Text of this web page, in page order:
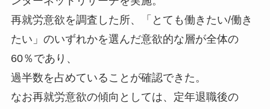
再就労意欲を調査した所、「とても働きたい/働き
たい」のいずれかを選んだ意欲的な層が全体の
60％であり、
過半数を占めていることが確認できた。
なお再就労意欲の傾向としては、定年退職後の